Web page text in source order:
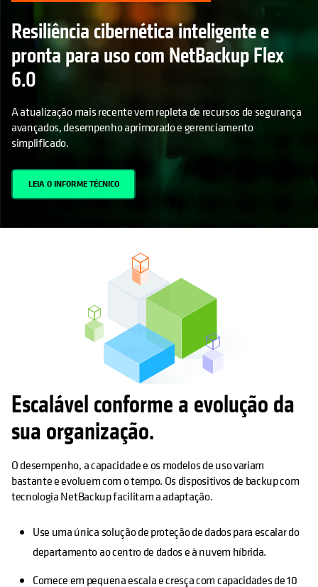
Resiliência cibernética inteligente e
pronta para uso com NetBackup Flex
6.0
A atualização mais recente vem repleta de recursos de segurança
avançados, desempenho aprimorado e gerenciamento
simplificado.
LEIA O INFORME TÉCNICO
Escalável conforme a evolução da
sua organização.
O desempenho, a capacidade e os modelos de uso variam
bastante e evoluem com o tempo. Os dispositivos de backup com
tecnologia NetBackup facilitam a adaptação.
Use uma única solução de proteção de dados para escalar do
departamento ao centro de dados e à nuvem híbrida.
Comece em pequena escala e cresça com capacidades de 10